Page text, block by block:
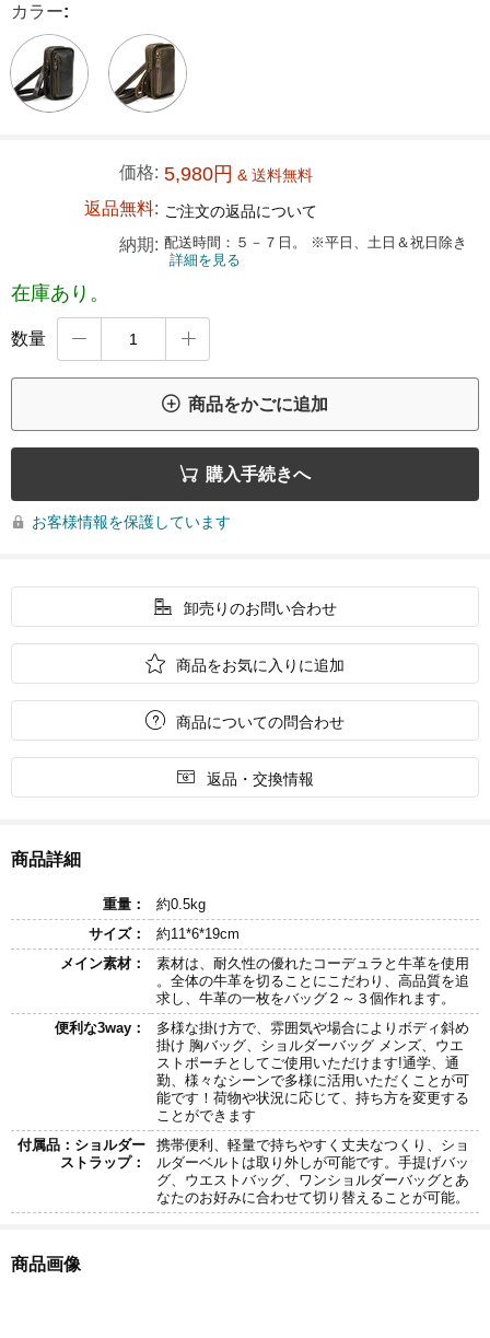
カラー:
価格: 5,980円 & 送料無料
返品無料: ご注文の返品について
納期: 配送時間：５－７日。 ※平日、土日＆祝日除き
詳細を見る
在庫あり。
数量  
 商品をかごに追加
 購入手続きへ
 お客様情報を保護しています
 卸売りのお問い合わせ
 商品をお気に入りに追加
 商品についての問合わせ
 返品・交換情報
商品詳細
重量：
約0.5kg
サイズ：
約11*6*19cm
メイン素材：
素材は、耐久性の優れたコーデュラと牛革を使用
。全体の牛革を切ることにこだわり、高品質を追
求し、牛革の一枚をバッグ２～３個作れます。
便利な3way：
多様な掛け方で、雰囲気や場合によりボディ斜め
掛け 胸バッグ、ショルダーバッグ メンズ、ウエ
ストポーチとしてご使用いただけます!通学、通
勤、様々なシーンで多様に活用いただくことが可
能です！荷物や状況に応じて、持ち方を変更する
ことができます
付属品：ショルダー
ストラップ：
携帯便利、軽量で持ちやすく丈夫なつくり、ショ
ルダーベルトは取り外しが可能です。手提げバッ
グ、ウエストバッグ、ワンショルダーバッグとあ
なたのお好みに合わせて切り替えることが可能。
商品画像